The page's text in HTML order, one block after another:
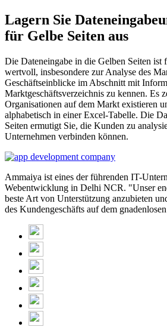
Lagern Sie
für Gelbe Seiten aus
Die Dateneingabe in die Gelben Seiten ist
wertvoll, insbesondere zur Analyse des
Geschäftseinblicke im Abschnitt mit
Marktgeschäftsverzeichnis zu kennen. Es
Organisationen auf dem Markt existieren
alphabetisch in einer Excel-Tabelle. Die
Seiten ermutigt Sie, die Kunden zu
Unternehmen verbinden können.
Ammaiya ist eines der führenden IT-
Webentwicklung in Delhi NCR. "Unser
beste Art von Unterstützung anzubieten
des Kundengeschäfts auf dem